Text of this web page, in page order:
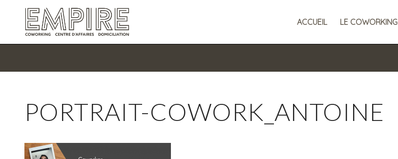
ACCUEIL LE COWORKING
PORTRAIT-COWORK_ANTOINE